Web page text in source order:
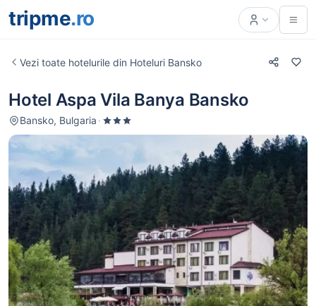
tripme.ro
Vezi toate hotelurile din Hoteluri Bansko
Hotel Aspa Vila Banya Bansko
Bansko, Bulgaria ·